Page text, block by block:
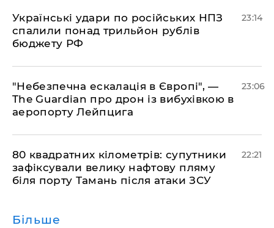
​Українські удари по російських НПЗ
спалили понад трильйон рублів
бюджету РФ
23:14
​"Небезпечна ескалація в Європі", —
The Guardian про дрон із вибухівкою в
аеропорту Лейпцига
23:06
​80 квадратних кілометрів: супутники
зафіксували велику нафтову пляму
біля порту Тамань після атаки ЗСУ
22:21
Більше